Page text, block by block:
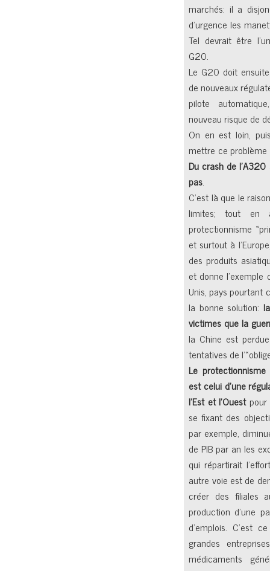
marchés: il a
d’urgence les
Tel devrait être
G20.
Le G20 doit
de nouveaux
pilote
nouveau risque de
On en est loin,
mettre ce problème
Du crash de
pas.
C’est là que le
limites; tout en
protectionnisme
et surtout à
des produits
et donne
Unis, pays pourtant
la bonne solution:
victimes que la
la Chine est
tentatives de
Le
est celui d’une
l’Est et l’Ouestpour
se fixant des
par exemple,
de PIB par an les
qui répartirait
autre voie est de
créer des filiales
production d’une
d’emplois. C’est
grandes
médicaments